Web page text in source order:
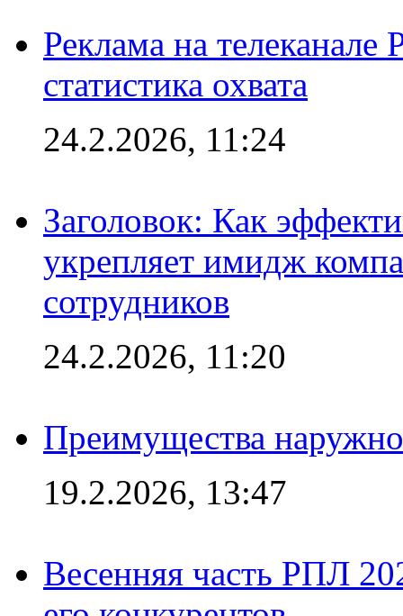
Реклама на
статистика охвата
24.2.2026, 11:24
Заголовок: Как
укрепляет имидж
сотрудников
24.2.2026, 11:20
Преимущества
19.2.2026, 13:47
Весенняя часть РПЛ